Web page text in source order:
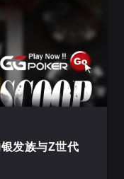
发族与Z世代